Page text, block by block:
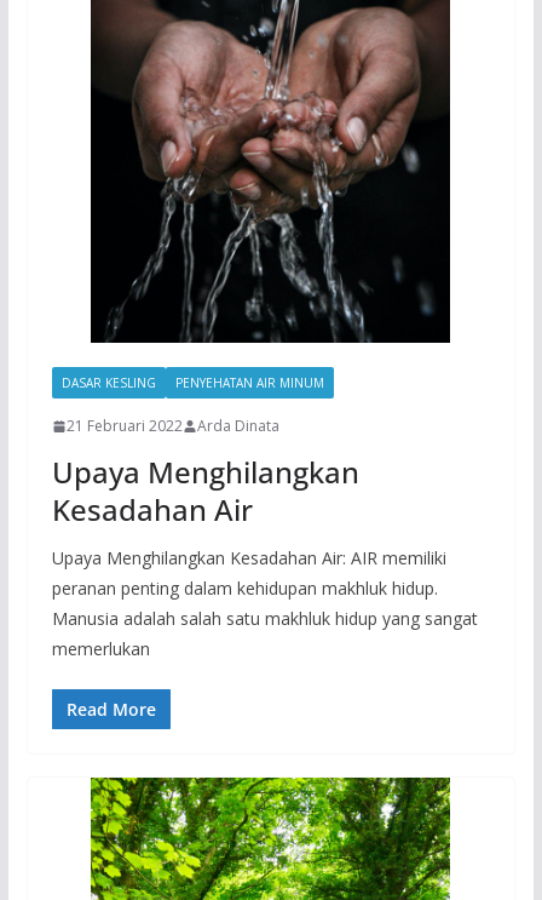
DASAR KESLING PENYEHATAN AIR MINUM
21 Februari 2022 Arda Dinata
Upaya Menghilangkan
Kesadahan Air
Upaya Menghilangkan Kesadahan Air: AIR memiliki
peranan penting dalam kehidupan makhluk hidup.
Manusia adalah salah satu makhluk hidup yang sangat
memerlukan
Read More